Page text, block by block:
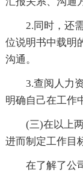
2.同时，还
位说明书中载明
沟通。
3.查阅人力
明确自己在工作
(三)在以上
进而制定工作目
在了解了公